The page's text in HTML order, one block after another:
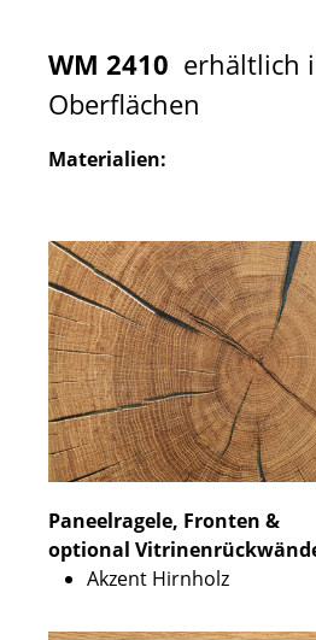
WM 2410 erhältlich
Oberflächen
Materialien:
Paneelragele, Fronten &
optional
Akzent Hirnholz